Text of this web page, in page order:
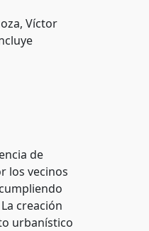
Víctor
de
los vecinos
creación
urbanístico